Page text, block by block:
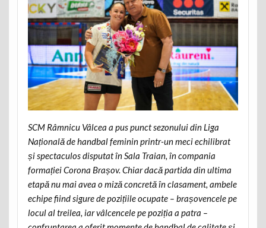
SCM Râmnicu Vâlcea a pus punct sezonului din Liga
Națională de handbal feminin printr-un meci echilibrat
și spectaculos disputat în Sala Traian, în compania
formației Corona Brașov. Chiar dacă partida din ultima
etapă nu mai avea o miză concretă în clasament, ambele
echipe fiind sigure de pozițiile ocupate – brașovencele pe
locul al treilea, iar vâlcencele pe poziția a patra –